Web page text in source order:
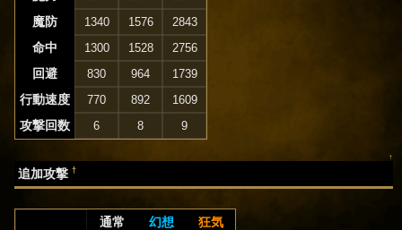
魔防 1340 1576 2843
命中 1300 1528 2756
回避 830 964 1739
行動速度 770 892 1609
攻撃回数 6 8 9
↑
追加攻撃†
通常 幻想
狂気